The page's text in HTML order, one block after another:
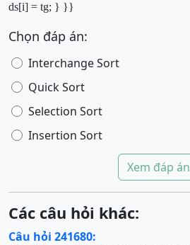
ds[i] = tg; } }}
Chọn đáp án:
Interchange Sort
Quick Sort
Selection Sort
Insertion Sort
Xem đáp án
Các câu hỏi khác:
Câu hỏi 241680: